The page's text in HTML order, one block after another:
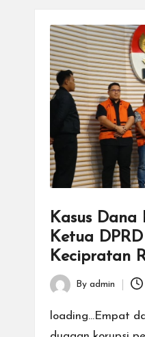
Kasus
Ketua
Kecipratan
Posted
by
By admin
loading...Empat